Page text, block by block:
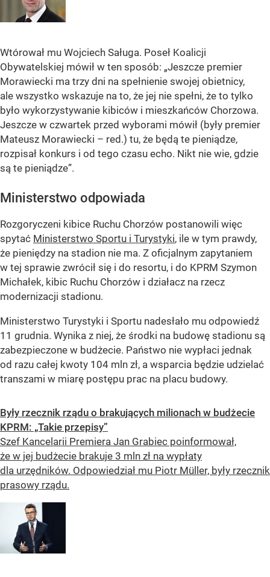
Wtórował mu Wojciech Saługa. Poseł Koalicji
Obywatelskiej mówił w ten sposób: „Jeszcze premier
Morawiecki ma trzy dni na spełnienie swojej obietnicy,
ale wszystko wskazuje na to, że jej nie spełni, że to tylko
było wykorzystywanie kibiców i mieszkańców Chorzowa.
Jeszcze w czwartek przed wyborami mówił (były premier
Mateusz Morawiecki – red.) tu, że będą te pieniądze,
rozpisał konkurs i od tego czasu echo. Nikt nie wie, gdzie
są te pieniądze”.
Ministerstwo odpowiada
Rozgoryczeni kibice Ruchu Chorzów postanowili więc
spytać Ministerstwo Sportu i Turystyki, ile w tym prawdy,
że pieniędzy na stadion nie ma. Z oficjalnym zapytaniem
w tej sprawie zwrócił się i do resortu, i do KPRM Szymon
Michałek, kibic Ruchu Chorzów i działacz na rzecz
modernizacji stadionu.
Ministerstwo Turystyki i Sportu nadesłało mu odpowiedź
11 grudnia. Wynika z niej, że środki na budowę stadionu są
zabezpieczone w budżecie. Państwo nie wypłaci jednak
od razu całej kwoty 104 mln zł, a wsparcia będzie udzielać
transzami w miarę postępu prac na placu budowy.
Były rzecznik rządu o brakujących milionach w budżecie
KPRM: „Takie przepisy”
Szef Kancelarii Premiera Jan Grabiec poinformował,
że w jej budżecie brakuje 3 mln zł na wypłaty
dla urzędników. Odpowiedział mu Piotr Müller, były rzecznik
prasowy rządu.